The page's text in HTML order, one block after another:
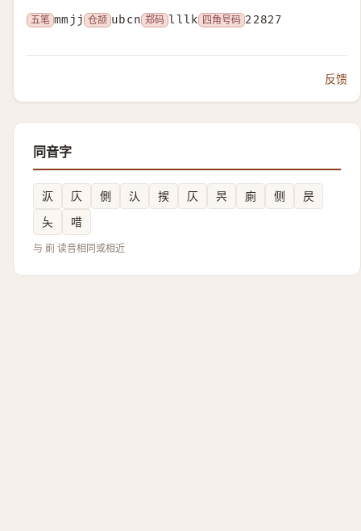
五笔 mmjj 仓颉 ubcn 郑码 lllk 四角号码 22827
反馈
同音字
㳁 庂 側 汄 捑 仄 昗 廁 侧
昃
夨
唶
与 崱 读音相同或相近